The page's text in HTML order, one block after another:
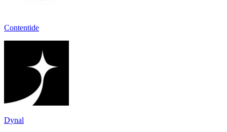
Contentide
Dynal